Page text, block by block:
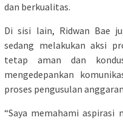
dan berkualitas.
Di sisi lain, Ridwan Bae
sedang melakukan aksi
tetap aman dan
mengedepankan
proses pengusulan
“Saya memahami aspirasi